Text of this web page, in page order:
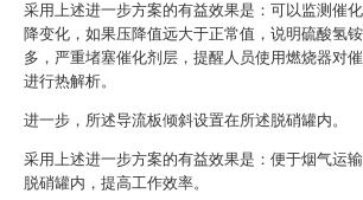
采用上述进一步方案的有益效果是：可以监测催
降变化，如果压降值远大于正常值，说明硫酸氢
多，严重堵塞催化剂层，提醒人员使用燃烧器对
进行热解析。
进一步，所述导流板倾斜设置在所述脱硝罐内。
采用上述进一步方案的有益效果是：便于烟气运
脱硝罐内，提高工作效率。